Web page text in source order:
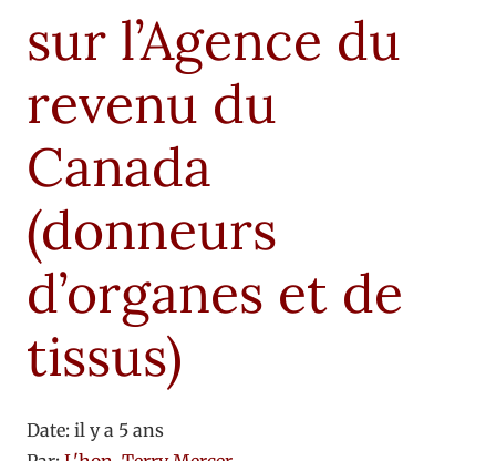
sur l’Agence du
revenu du
Canada
(donneurs
d’organes et de
tissus)
Date: il y a 5 ans